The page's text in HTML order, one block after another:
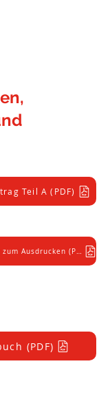
Teil A (PDF)
(PDF)